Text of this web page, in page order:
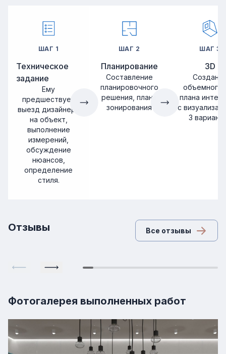
ШАГ 1
Техническое
задание
Ему
предшествует
выезд дизайнера
на объект,
выполнение
измерений,
обсуждение
нюансов,
определение
стиля.
ШАГ 2
Планирование
Составление
планировочного
решения, плана
зонирования
ШАГ3
3D
объемного
плана
с
3
Отзывы Все отзывы
Фотогалерея выполненных работ